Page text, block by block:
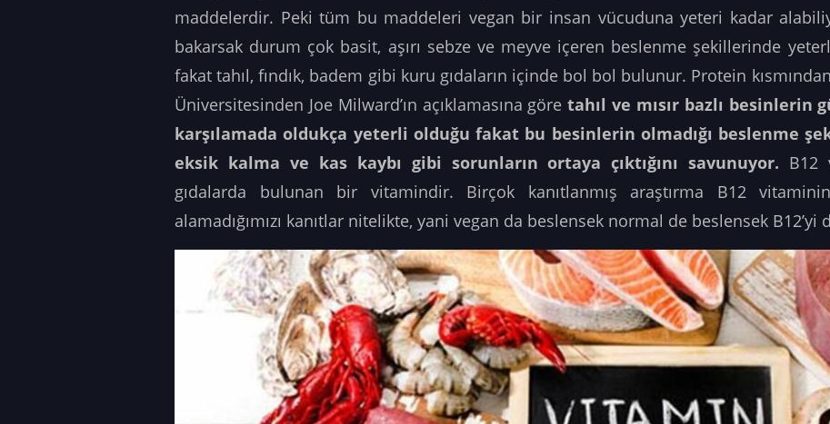
maddelerdir. Peki tüm bu maddeleri vegan bir insan vücuduna yeteri kadar
bakarsak durum çok basit, aşırı sebze ve meyve içeren beslenme şekillerinde
fakat tahıl, fındık, badem gibi kuru gıdaların içinde bol bol bulunur. Protein
Üniversitesinden Joe Milward’ın açıklamasına göretahıl ve mısır bazlı besinlerin
karşılamada oldukça yeterli olduğu fakat bu besinlerin olmadığı beslenme
eksik kalma ve kas kaybı gibi sorunların ortaya çıktığını savunuyor. B12
gıdalarda bulunan bir vitamindir. Birçok kanıtlanmış araştırma B12
alamadığımızı kanıtlar nitelikte, yani vegan da beslensek normal de beslensek B12’yi